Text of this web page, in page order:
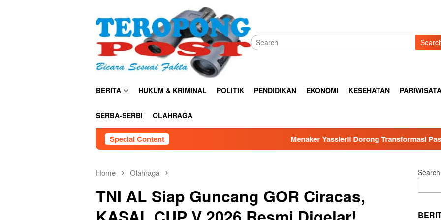
BERITA HUKUM & KRIMINAL POLITIK PENDIDIKAN EKONOMI KESEHATAN PARIWISATA
SERBA-SERBI OLAHRAGA
Special Content Menaker Yassierli Dorong Transformasi Pasar Kerja Berbasis
Home Olahraga
TNI AL Siap Guncang GOR Ciracas,
Search